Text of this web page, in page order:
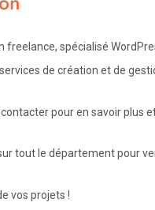
freelance, spécialisé
de création et de
contacter pour en savoir plus
tout le département pour
vos projets !